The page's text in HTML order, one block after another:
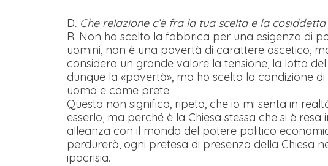
D. Che relazione c’è fra la tua scelta e la
R. Non ho scelto la fabbrica per una esigenza di
uomini, non è una povertà di carattere ascetico,
considero un grande valore la tensione, la lotta
dunque la «povertà», ma ho scelto la condizione
uomo e come prete.
Questo non significa, ripeto, che io mi senta in
esserlo, ma perché è la Chiesa stessa che si è
alleanza con il mondo del potere politico
perdurerà, ogni pretesa di presenza della Chiesa
ipocrisia.